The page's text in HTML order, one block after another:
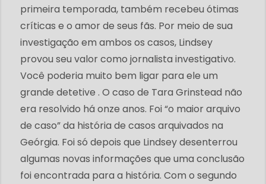
primeira temporada, também recebeu ótimas
críticas e o amor de seus fãs. Por meio de sua
investigação em ambos os casos, Lindsey
provou seu valor como jornalista investigativo.
Você poderia muito bem ligar para ele um
grande detetive . O caso de Tara Grinstead não
era resolvido há onze anos. Foi “o maior arquivo
de caso” da história de casos arquivados na
Geórgia. Foi só depois que Lindsey desenterrou
algumas novas informações que uma conclusão
foi encontrada para a história. Com o segundo